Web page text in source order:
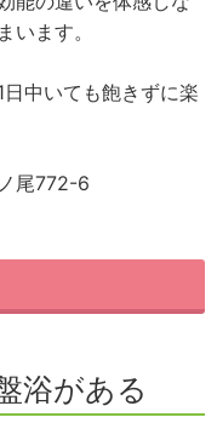
います。
中いても飽きずに楽
尾772-6
浴がある